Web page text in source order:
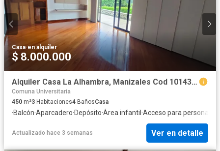
Casa·en alquiler
$ 8.000.000
Alquiler Casa La Alhambra, Manizales Cod 10143346
Comuna Universitaria
450 m²3 Habitaciones4 BañosCasa
·Balcón·Aparcadero·Depósito·Área infantil ·Acceso para personas
Actualizado hace 3 semanas Ver en detalle